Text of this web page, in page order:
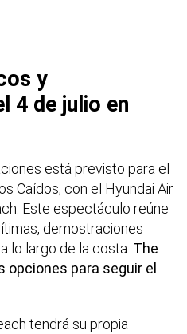
y
4 de julio en
está previsto para el
Caídos, con el Hyundai Air
Este espectáculo reúne
demostraciones
lo largo de la costa. The
opciones para seguir el
tendrá su propia